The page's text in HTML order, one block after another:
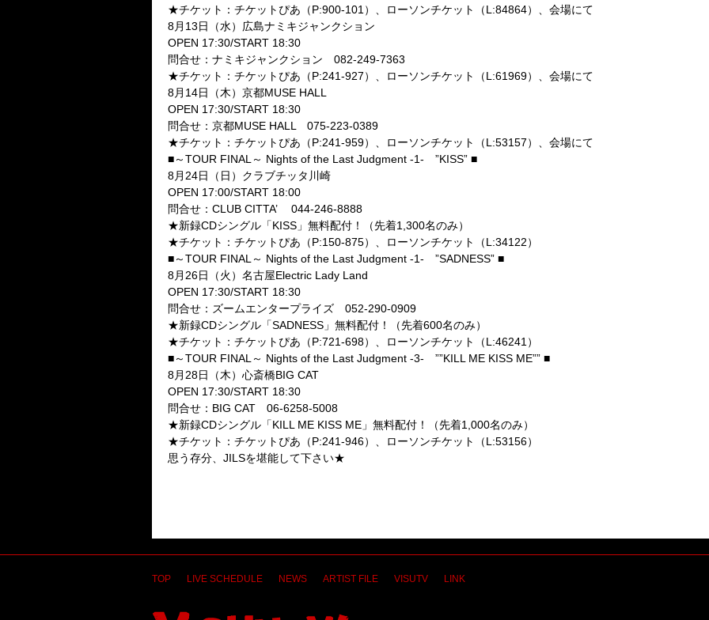
★チケット：チケットぴあ（P:900-101）、ローソンチケット（L:84864）、会場にて
8月13日（水）広島ナミキジャンクション
OPEN 17:30/START 18:30
問合せ：ナミキジャンクション 082-249-7363
★チケット：チケットぴあ（P:241-927）、ローソンチケット（L:61969）、会場にて
8月14日（木）京都MUSE HALL
OPEN 17:30/START 18:30
問合せ：京都MUSE HALL 075-223-0389
★チケット：チケットぴあ（P:241-959）、ローソンチケット（L:53157）、会場にて
■～TOUR FINAL～ Nights of the Last Judgment -1- ”KISS” ■
8月24日（日）クラブチッタ川崎
OPEN 17:00/START 18:00
問合せ：CLUB CITTA’ 044-246-8888
★新録CDシングル「KISS」無料配付！（先着1,300名のみ）
★チケット：チケットぴあ（P:150-875）、ローソンチケット（L:34122）
■～TOUR FINAL～ Nights of the Last Judgment -1- ”SADNESS” ■
8月26日（火）名古屋Electric Lady Land
OPEN 17:30/START 18:30
問合せ：ズームエンタープライズ 052-290-0909
★新録CDシングル「SADNESS」無料配付！（先着600名のみ）
★チケット：チケットぴあ（P:721-698）、ローソンチケット（L:46241）
■～TOUR FINAL～ Nights of the Last Judgment -3- ””KILL ME KISS ME”” ■
8月28日（木）心斎橋BIG CAT
OPEN 17:30/START 18:30
問合せ：BIG CAT 06-6258-5008
★新録CDシングル「KILL ME KISS ME」無料配付！（先着1,000名のみ）
★チケット：チケットぴあ（P:241-946）、ローソンチケット（L:53156）
思う存分、JILSを堪能して下さい★
TOP LIVE SCHEDULE NEWS ARTIST FILE VISUTV LINK